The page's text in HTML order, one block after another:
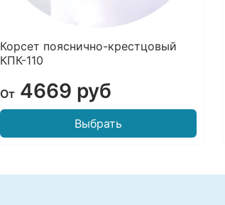
Корсет пояснично-крестцовый
КПК-110
От4669 руб
Выбрать